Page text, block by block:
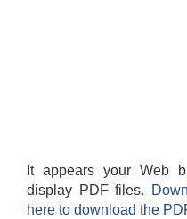
It appears your Web
display PDF files.
here to download the